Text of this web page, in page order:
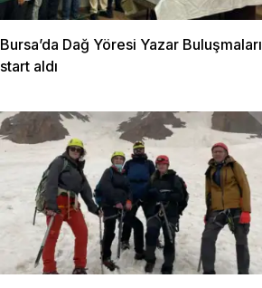
Bursa’da Dağ Yöresi Yazar Buluşmaları
start aldı